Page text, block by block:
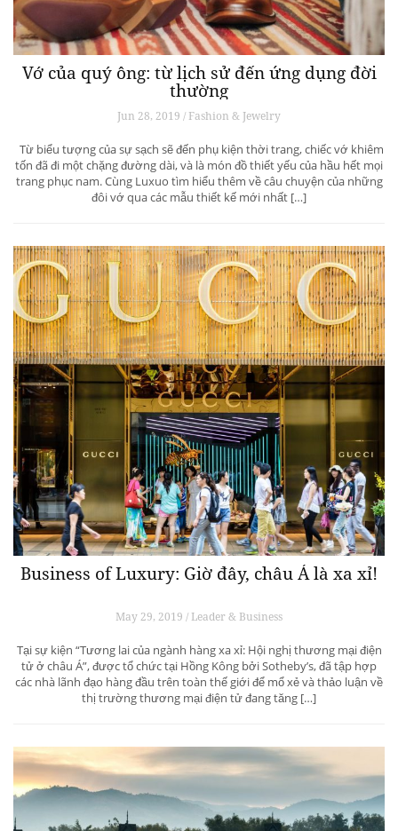
Vớ của quý ông: từ lịch sử đến ứng dụng đời
thường
Jun 28, 2019 / Fashion & Jewelry
Từ biểu tượng của sự sạch sẽ đến phụ kiện thời trang, chiếc vớ khiêm
tốn đã đi một chặng đường dài, và là món đồ thiết yếu của hầu hết mọi
trang phục nam. Cùng Luxuo tìm hiểu thêm về câu chuyện của những
đôi vớ qua các mẫu thiết kế mới nhất […]
Business of Luxury: Giờ đây, châu Á là xa xỉ!
May 29, 2019 / Leader & Business
Tại sự kiện “Tương lai của ngành hàng xa xỉ: Hội nghị thương mại điện
tử ở châu Á”, được tổ chức tại Hồng Kông bởi Sotheby’s, đã tập hợp
các nhà lãnh đạo hàng đầu trên toàn thế giới để mổ xẻ và thảo luận về
thị trường thương mại điện tử đang tăng […]